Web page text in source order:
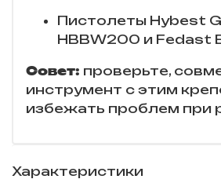
Пистолеты Hybest
HBBW200 и Fedast
Совет: проверьте,
инструмент с этим
избежать проблем при
Характеристики